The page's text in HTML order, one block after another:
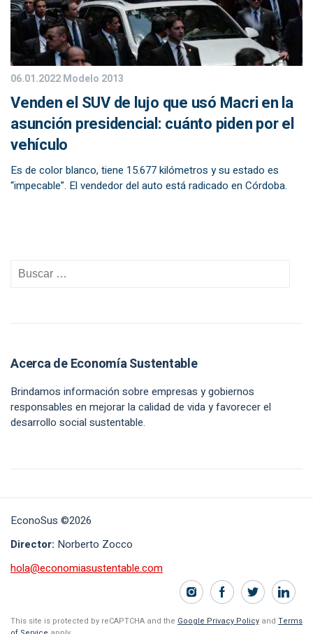
06.01.2022Modelo 2013
Venden el SUV de lujo que usó Macri en la
asunción presidencial: cuánto piden por el
vehículo
Es de color blanco, tiene 15.677 kilómetros y su estado es
“impecable”. El vendedor del auto está radicado en Córdoba.
Acerca de Economía Sustentable
Brindamos información sobre empresas y gobiernos
responsables en mejorar la calidad de vida y favorecer el
desarrollo social sustentable.
EconoSus ©2026
Director: Norberto Zocco
hola@economiasustentable.com
This site is protected by reCAPTCHA and the Google Privacy Policy and Terms